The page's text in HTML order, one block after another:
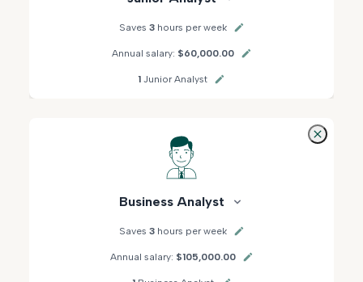
Saves 3 hours per week
Annual salary: $60,000.00
1 Junior Analyst
Business Analyst
Saves 3 hours per week
Annual salary: $105,000.00